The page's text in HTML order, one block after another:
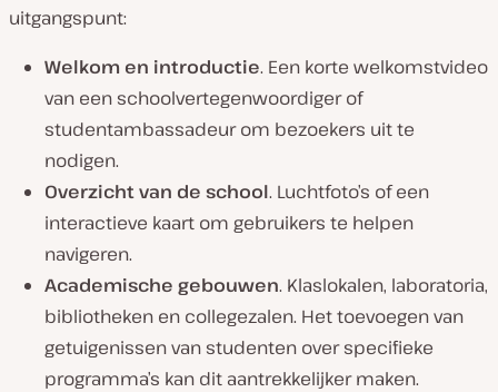
uitgangspunt:
Welkom en introductie. Een korte welkomstvideo
van een schoolvertegenwoordiger of
studentambassadeur om bezoekers uit te
nodigen.
Overzicht van de school. Luchtfoto’s of een
interactieve kaart om gebruikers te helpen
navigeren.
Academische gebouwen. Klaslokalen, laboratoria,
bibliotheken en collegezalen. Het toevoegen van
getuigenissen van studenten over specifieke
programma’s kan dit aantrekkelijker maken.